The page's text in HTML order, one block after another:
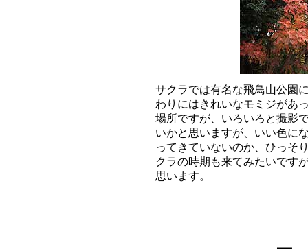
サクラでは有名な飛鳥山公園
わりにはきれいなモミジがあ
場所ですが、いろいろと撮影
いかと思いますが、いい色に
ってきていないのか、ひっそ
クラの時期も来てみたいです